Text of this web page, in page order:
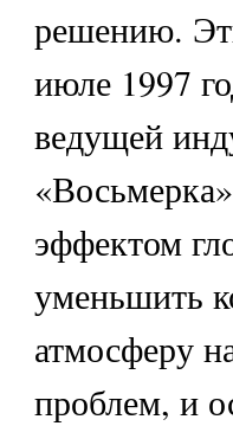
решению.
июле 1997
ведущей
эффектом
уменьшить
атмосферу
проблем, и